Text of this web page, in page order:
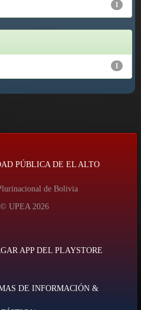
1
1
PÚBLICA DE EL ALTO
de Bolivia
UPEA 2026
APP DEL PLAYSTORE
DE INFORMACIÓN &